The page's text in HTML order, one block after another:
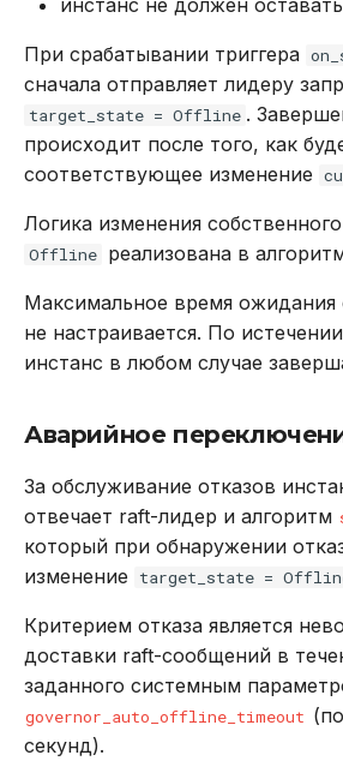
При срабатывании триггера
сначала отправляет лидеру
target_state = Offline .
происходит после того, как
соответствующее изменение
Логика изменения собственного
Offline реализована в
Максимальное время ожидания
не настраивается. По
инстанс в любом случае
Аварийное
За обслуживание отказов
отвечает raft-лидер и алгоритм
который при обнаружении
изменение
target_state =
Критерием отказа является
доставки raft-сообщений в
заданного системным
governor_auto_offline_timeout
секунд).